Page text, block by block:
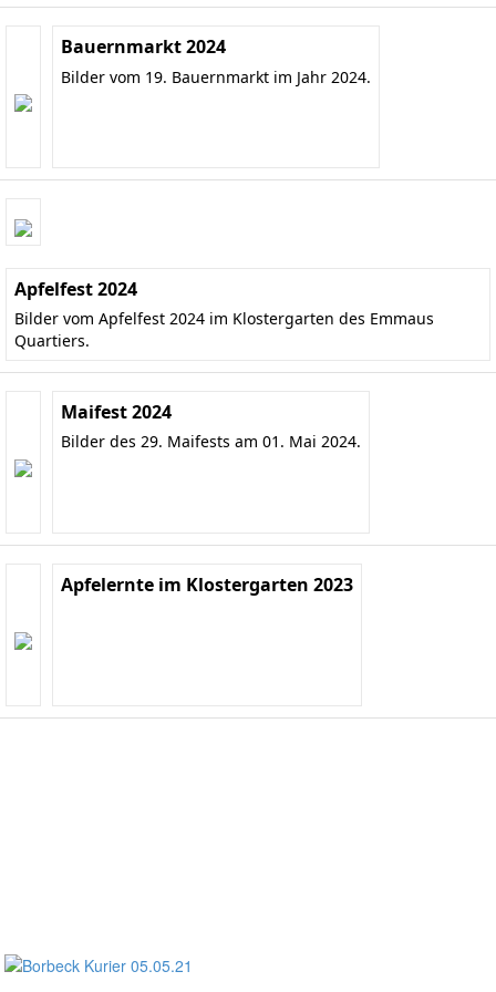
Bauernmarkt 2024
Bilder vom 19. Bauernmarkt im Jahr 2024.
Apfelfest 2024
Bilder vom Apfelfest 2024 im Klostergarten des Emmaus
Quartiers.
Maifest 2024
Bilder des 29. Maifests am 01. Mai 2024.
Apfelernte im Klostergarten 2023